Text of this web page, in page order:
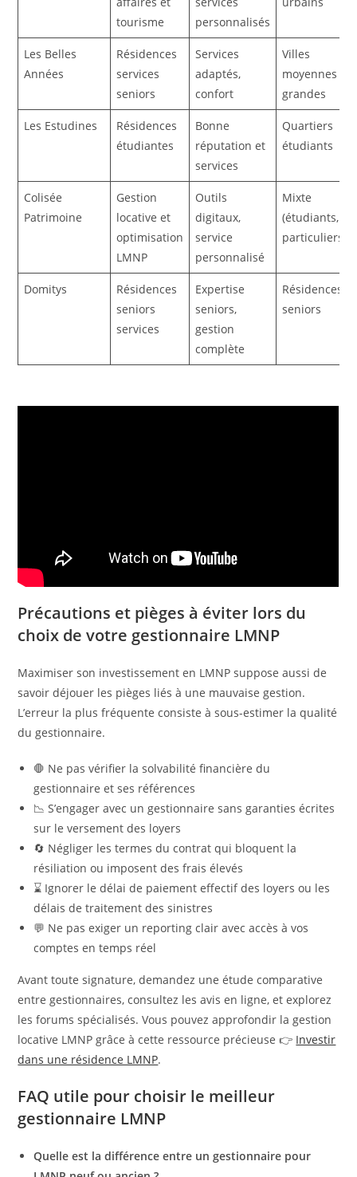
tourisme
personnalisés
Les Belles
Années
Résidences
services
seniors
Services
adaptés,
confort
Villes
moyennes et
grandes
Les Estudines
Résidences
étudiantes
Bonne
réputation et
services
Quartiers
étudiants
Colisée
Patrimoine
Gestion
locative et
optimisation
LMNP
Outils
digitaux,
service
personnalisé
Mixte
(étudiants,
particuliers)
Domitys
Résidences
seniors
services
Expertise
seniors,
gestion
complète
Résidences
seniors
Précautions et pièges à éviter lors du
choix de votre gestionnaire LMNP
Maximiser son investissement en LMNP suppose aussi de
savoir déjouer les pièges liés à une mauvaise gestion.
L’erreur la plus fréquente consiste à sous-estimer la qualité
du gestionnaire.
🛑 Ne pas vérifier la solvabilité financière du
gestionnaire et ses références
📉 S’engager avec un gestionnaire sans garanties écrites
sur le versement des loyers
🔄 Négliger les termes du contrat qui bloquent la
résiliation ou imposent des frais élevés
⌛ Ignorer le délai de paiement effectif des loyers ou les
délais de traitement des sinistres
💬 Ne pas exiger un reporting clair avec accès à vos
comptes en temps réel
Avant toute signature, demandez une étude comparative
entre gestionnaires, consultez les avis en ligne, et explorez
les forums spécialisés. Vous pouvez approfondir la gestion
locative LMNP grâce à cette ressource précieuse 👉 Investir
dans une résidence LMNP.
FAQ utile pour choisir le meilleur
gestionnaire LMNP
Quelle est la différence entre un gestionnaire pour